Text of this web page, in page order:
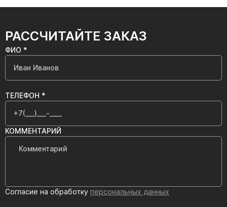
РАССЧИТАЙТЕ ЗАКАЗ
ФИО *
ТЕЛЕФОН *
КОММЕНТАРИЙ
Согласие на обработку персональных данных